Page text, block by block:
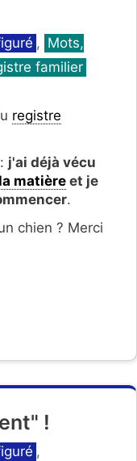
, Mots,
familier
registre
: j'ai déjà vécu
matièreet je
.
chien ? Merci
!
,